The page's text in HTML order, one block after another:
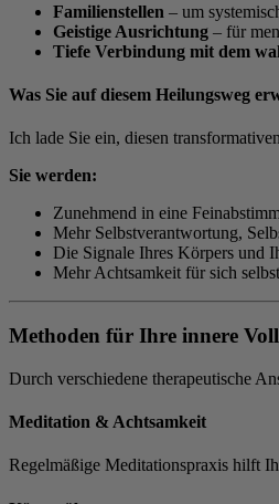
Familienstellen – um
Geistige Ausrichtung – für
Tiefe Verbindung mit dem
Was Sie auf diesem Heilungsweg
Ich lade Sie ein, diesen
Sie werden:
Zunehmend in eine
Mehr Selbstverantwortung,
Die Signale Ihres Körpers und
Mehr Achtsamkeit für sich
Methoden für Ihre innere
Durch verschiedene therapeutische
Meditation & Achtsamkeit
Regelmäßige Meditationspraxis hilft